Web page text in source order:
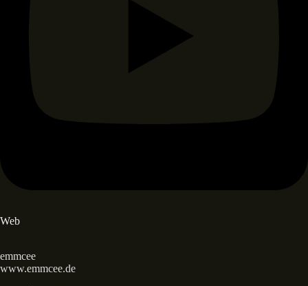
Web
emmcee
www.emmcee.de